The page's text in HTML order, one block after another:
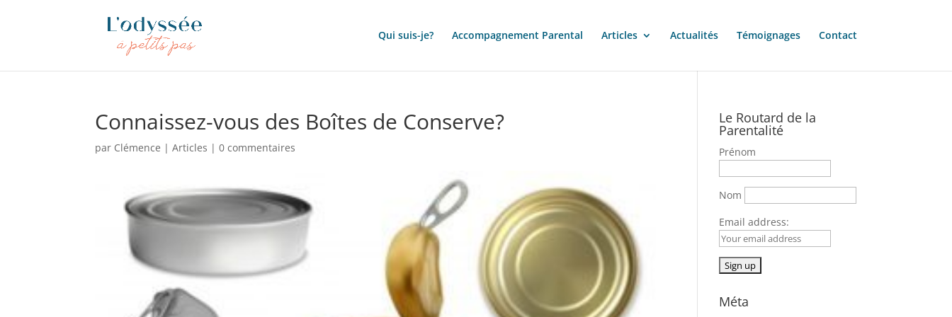
Qui suis-je? Accompagnement Parental Articles Actualités Témoignages Contact
Connaissez-vous des Boîtes de Conserve?
par Clémence |Articles |0 commentaires
Le Routard de la
Parentalité
Prénom
Nom
Email address:
Méta